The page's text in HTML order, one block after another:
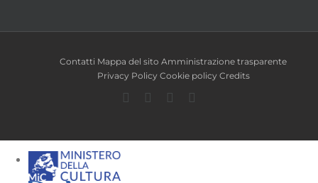
Contatti Mappa del sito Amministrazione trasparente
Privacy Policy Cookie policy Credits
Facebook
TwitterYouTube